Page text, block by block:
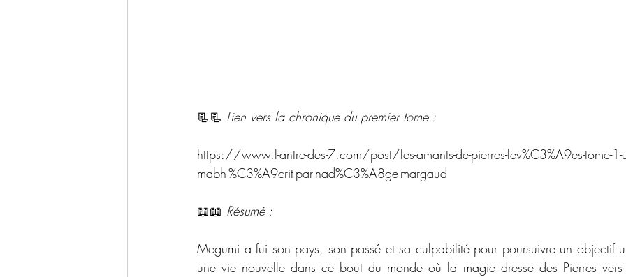
📃📃 Lien vers la chronique du premier tome :
https://www.l-antre-des-7.com/post/les-amants-de-pierres-lev%C3%A9es-tome-1-
mabh-%C3%A9crit-par-nad%C3%A8ge-margaud
📖📖 Résumé :
Megumi a fui son pays, son passé et sa culpabilité pour poursuivre un objectif
une vie nouvelle dans ce bout du monde où la magie dresse des Pierres